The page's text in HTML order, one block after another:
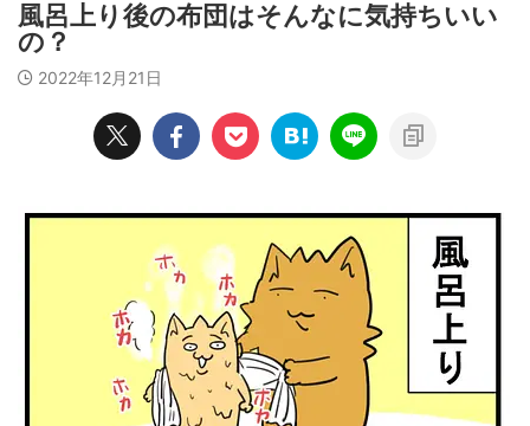
風呂上り後の布団はそんなに気持ちいい
の？
2022年12月21日